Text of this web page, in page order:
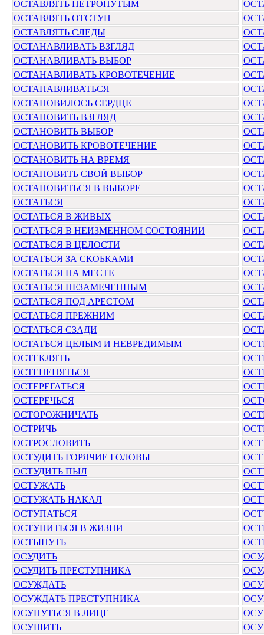
ОСТАВЛЯТЬ НЕТРОНУТЫМ
ОСТАВЛЯТЬ ОТСТУП
ОСТАВЛЯТЬ СЛЕДЫ
ОСТАНАВЛИВАТЬ ВЗГЛЯД
ОСТАНАВЛИВАТЬ ВЫБОР
ОСТАНАВЛИВАТЬ КРОВОТЕЧЕНИЕ
ОСТАНАВЛИВАТЬСЯ
ОСТАНОВИЛОСЬ СЕРДЦЕ
ОСТАНОВИТЬ ВЗГЛЯД
ОСТАНОВИТЬ ВЫБОР
ОСТАНОВИТЬ КРОВОТЕЧЕНИЕ
ОСТАНОВИТЬ НА ВРЕМЯ
ОСТАНОВИТЬ СВОЙ ВЫБОР
ОСТАНОВИТЬСЯ В ВЫБОРЕ
ОСТАТЬСЯ
ОСТАТЬСЯ В ЖИВЫХ
ОСТАТЬСЯ В НЕИЗМЕННОМ СОСТОЯНИИ
ОСТАТЬСЯ В ЦЕЛОСТИ
ОСТАТЬСЯ ЗА СКОБКАМИ
ОСТАТЬСЯ НА МЕСТЕ
ОСТАТЬСЯ НЕЗАМЕЧЕННЫМ
ОСТАТЬСЯ ПОД АРЕСТОМ
ОСТАТЬСЯ ПРЕЖНИМ
ОСТАТЬСЯ СЗАДИ
ОСТАТЬСЯ ЦЕЛЫМ И НЕВРЕДИМЫМ
ОСТЕКЛЯТЬ
ОСТЕПЕНЯТЬСЯ
ОСТЕРЕГАТЬСЯ
ОСТЕРЕЧЬСЯ
ОСТОРОЖНИЧАТЬ
ОСТРИЧЬ
ОСТРОСЛОВИТЬ
ОСТУДИТЬ ГОРЯЧИЕ ГОЛОВЫ
ОСТУДИТЬ ПЫЛ
ОСТУЖАТЬ
ОСТУЖАТЬ НАКАЛ
ОСТУПАТЬСЯ
ОСТУПИТЬСЯ В ЖИЗНИ
ОСТЫНУТЬ
ОСУДИТЬ
ОСУДИТЬ ПРЕСТУПНИКА
ОСУЖДАТЬ
ОСУЖДАТЬ ПРЕСТУПНИКА
ОСУНУТЬСЯ В ЛИЦЕ
ОСУШИТЬ